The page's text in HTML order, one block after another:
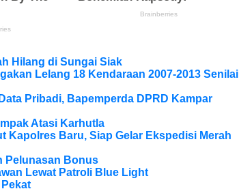
Hilang di Sungai Siak
Lelang 18 Kendaraan 2007-2013 Senilai
Pribadi, Bapemperda DPRD Kampar
Atasi Karhutla
Kapolres Baru, Siap Gelar Ekspedisi Merah
Pelunasan Bonus
Lewat Patroli Blue Light